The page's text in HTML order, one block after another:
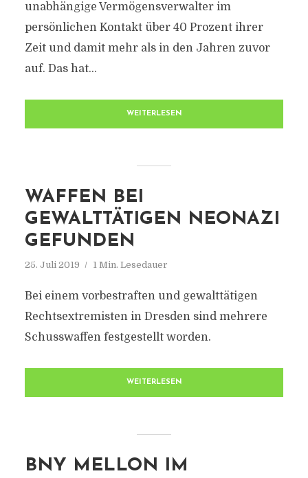
unabhängige Vermögensverwalter im
persönlichen Kontakt über 40 Prozent ihrer
Zeit und damit mehr als in den Jahren zuvor
auf. Das hat...
WEITERLESEN
WAFFEN BEI
GEWALTTÄTIGEN NEONAZI
GEFUNDEN
25. Juli 2019 1 Min. Lesedauer
Bei einem vorbestraften und gewalttätigen
Rechtsextremisten in Dresden sind mehrere
Schusswaffen festgestellt worden.
WEITERLESEN
BNY MELLON IM